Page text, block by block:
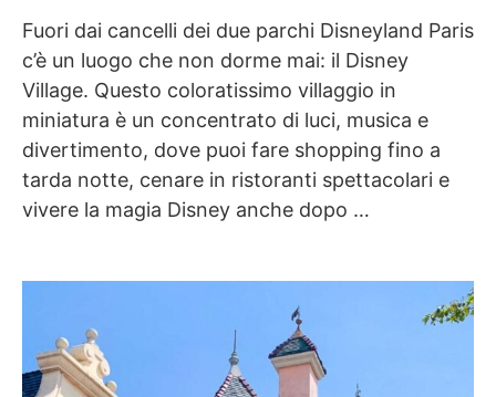
Fuori dai cancelli dei due parchi Disneyland Paris
c’è un luogo che non dorme mai: il Disney
Village. Questo coloratissimo villaggio in
miniatura è un concentrato di luci, musica e
divertimento, dove puoi fare shopping fino a
tarda notte, cenare in ristoranti spettacolari e
vivere la magia Disney anche dopo …